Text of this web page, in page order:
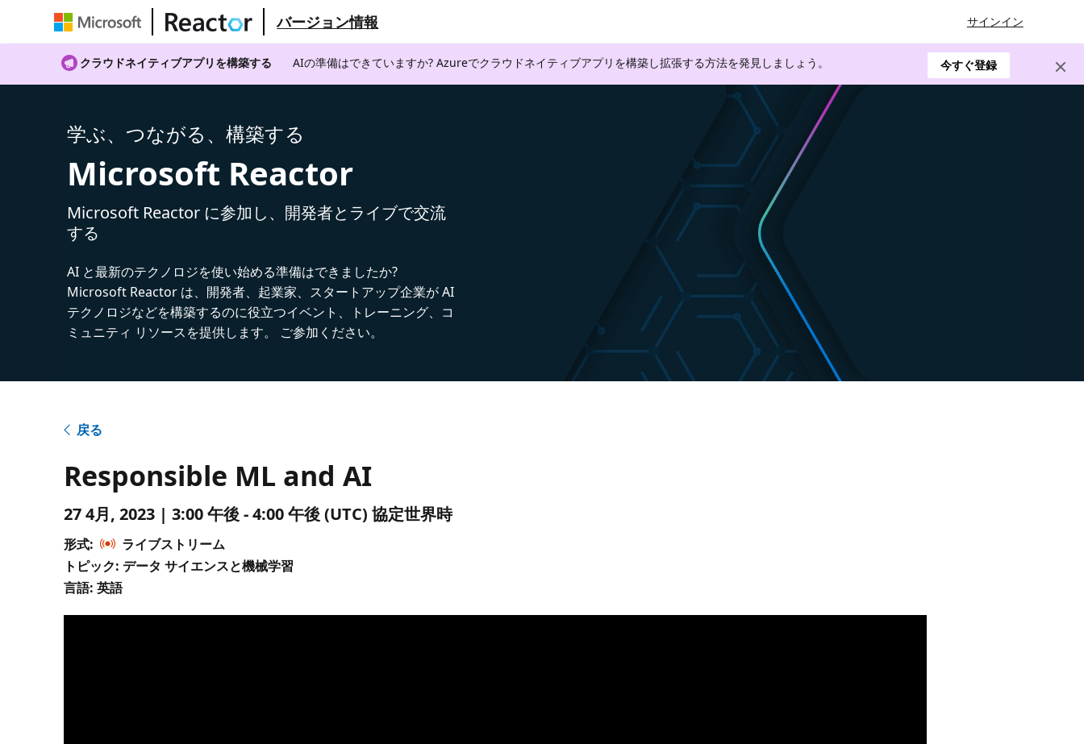
バージョン情報 サインイン
クラウドネイティブアプリを構築する AIの準備はできていますか? Azureでクラウドネイティブアプリを構築し拡張する方法を発見しましょう。 今すぐ登録
学ぶ、つながる、構築する
Microsoft Reactor
Microsoft Reactor に参加し、開発者とライブで交流
する
AI と最新のテクノロジを使い始める準備はできましたか?
Microsoft Reactor は、開発者、起業家、スタートアップ企業が AI
テクノロジなどを構築するのに役立つイベント、トレーニング、コ
ミュニティ リソースを提供します。 ご参加ください。
戻る
Responsible ML and AI
27 4月, 2023 | 3:00 午後 - 4:00 午後 (UTC) 協定世界時
形式:
ライブストリーム
トピック: データ サイエンスと機械学習
言語: 英語